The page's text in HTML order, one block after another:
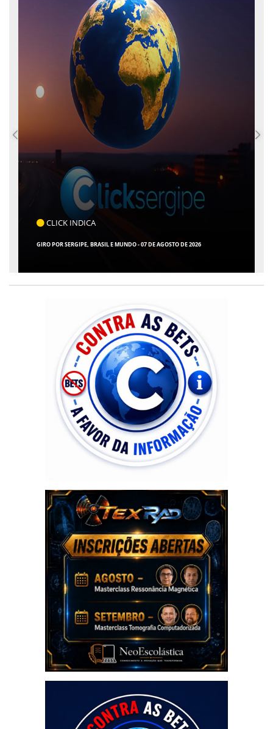
COTIDIANO
ENTRE AS CAPITAIS DO NORDESTE